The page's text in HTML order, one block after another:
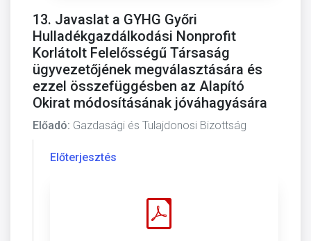
13. Javaslat a GYHG Győri
Hulladékgazdálkodási Nonprofit
Korlátolt Felelősségű Társaság
ügyvezetőjének megválasztására és
ezzel összefüggésben az Alapító
Okirat módosításának jóváhagyására
Előadó: Gazdasági és Tulajdonosi Bizottság
Előterjesztés